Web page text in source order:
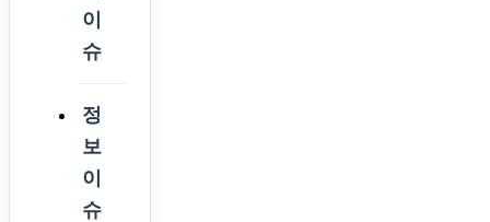
이
슈
정
보
이
슈